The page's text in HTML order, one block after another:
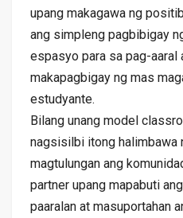
upang makagawa ng
ang simpleng pagbibigay
espasyo para sa pag-aaral
makapagbigay ng mas
estudyante.
Bilang unang model
nagsisilbi itong halimbawa
magtulungan ang
partner upang mapabuti
paaralan at masuportahan